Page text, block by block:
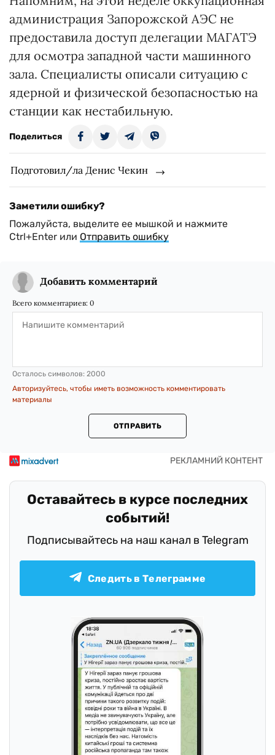
администрация Запорожской АЭС не
предоставила доступ делегации МАГАТЭ
для осмотра западной части машинного
зала. Специалисты описали ситуацию с
ядерной и физической безопасностью на
станции как нестабильную.
Поделиться
Подготовил/ла Денис Чекин
Заметили ошибку?
Пожалуйста, выделите ее мышкой и нажмите
Ctrl+Enter или Отправить ошибку
Добавить комментарий
Всего комментариев: 0
Осталось символов: 2000
Авторизуйтесь, чтобы иметь возможность комментировать
материалы
ОТПРАВИТЬ
Оставайтесь в курсе последних
событий!
Подписывайтесь на наш канал в Telegram
Следить в Телеграмме